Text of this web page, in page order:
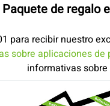
Paquete de regalo
para recibir nuestro
sobre aplicaciones de
informativas